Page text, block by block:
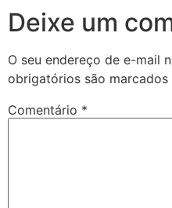
Deixe um
O seu endereço de e-mail
obrigatórios são marcados
Comentário *